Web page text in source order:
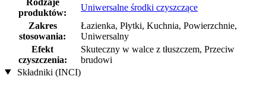
produktów:
Uniwersalne środki czyszczące
Zakres
stosowania:
Łazienka, Płytki, Kuchnia, Powierzchnie,
Uniwersalny
Efekt
czyszczenia:
Skuteczny w walce z tłuszczem, Przeciw
brudowi
Składniki (INCI)